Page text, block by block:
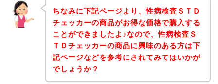
ちなみに下記ページより、性病検査ＳＴＤ
チェッカーの商品がお得な価格で購入する
ことができましたよ♪なので、性病検査Ｓ
ＴＤチェッカーの商品に興味のある方は下
記ページなどを参考にされてみてはいかが
でしょうか？